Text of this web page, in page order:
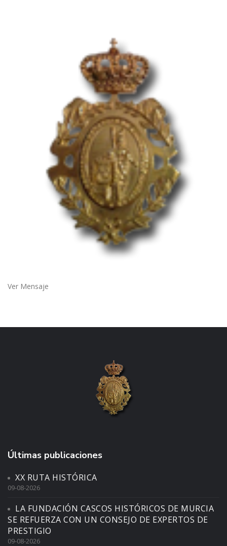
Ver Mensaje
Últimas publicaciones
XX RUTA HISTÓRICA
09-08-2026
LA FUNDACIÓN CASCOS HISTÓRICOS DE MURCIA
SE REFUERZA CON UN CONSEJO DE EXPERTOS DE
PRESTIGIO
09-08-2026